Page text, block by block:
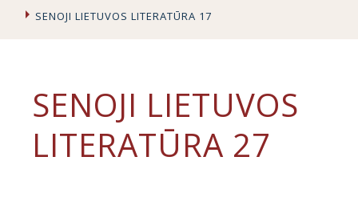
SENOJI LIETUVOS LITERATŪRA 17
SENOJI LIETUVOS
LITERATŪRA 27